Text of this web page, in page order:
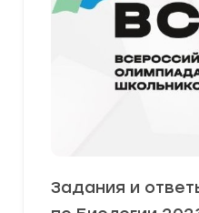
Задания и